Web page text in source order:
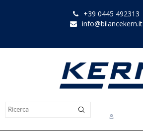
+39 0445 492313
info@bilancekern.it